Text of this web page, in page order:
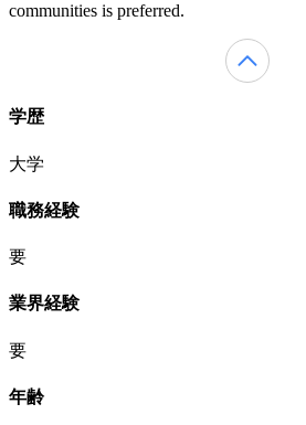
communities is preferred.
学歴
大学
職務経験
要
業界経験
要
年齢